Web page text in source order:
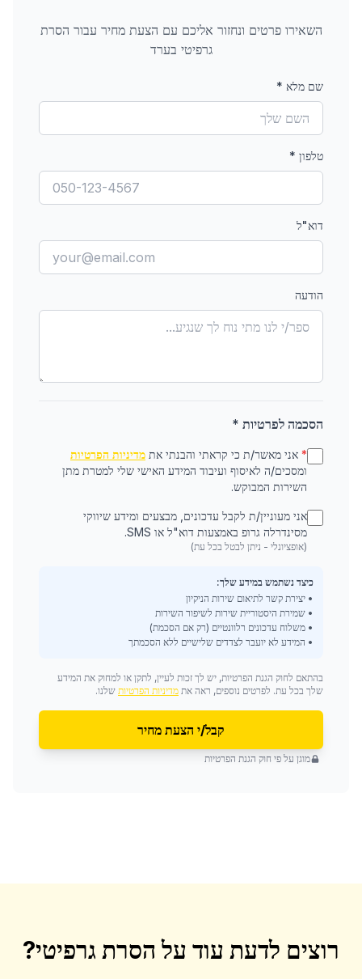
השאירו פרטים ונחזור אליכם עם הצעת מחיר עבור הסרת
גרפיטי בערד
שם מלא *
טלפון *
דוא"ל
הודעה
הסכמה לפרטיות *
* אני מאשר/ת כי קראתי והבנתי את מדיניות הפרטיות
ומסכים/ה לאיסוף ועיבוד המידע האישי שלי למטרת מתן
השירות המבוקש.
אני מעוניין/ת לקבל עדכונים, מבצעים ומידע שיווקי
מסינדרלה גרופ באמצעות דוא"ל או SMS.
(אופציונלי - ניתן לבטל בכל עת)
כיצד נשתמש במידע שלך:
• יצירת קשר לתיאום שירות הניקיון
• שמירת היסטוריית שירות לשיפור השירות
• משלוח עדכונים רלוונטיים (רק אם הסכמת)
• המידע לא יועבר לצדדים שלישיים ללא הסכמתך
בהתאם לחוק הגנת הפרטיות, יש לך זכות לעיין, לתקן או למחוק את המידע
שלך בכל עת. לפרטים נוספים, ראה את מדיניות הפרטיות שלנו.
קבל/י הצעת מחיר
מוגן על פי חוק הגנת הפרטיות
רוצים לדעת עוד עלהסרת גרפיטי?